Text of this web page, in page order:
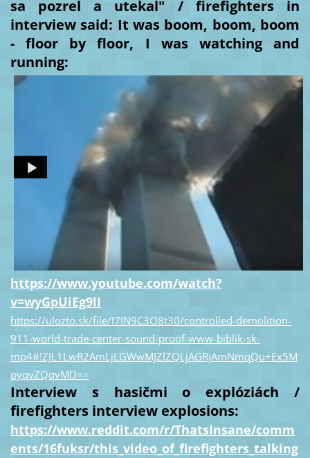
sa pozrel a utekal" / firefighters in
interview said: It was boom, boom, boom
- floor by floor, I was watching and
running:
https://www.youtube.com/watch?
v=wyGpUiEg9lI
https://ulozto.sk/file/I7IN9C3O8t30/controlled-demolition-
911-world-trade-center-sound-proof-www-biblik-sk-
mp4#!ZJL1LwR2AmLjLGWwMJZlZQLjAGRjAmNmqQu+Ex5M
pyqvZQqvMD==
Interview s hasičmi o explóziách /
firefighters interview explosions:
https://www.reddit.com/r/ThatsInsane/comm
ents/16fuksr/this_video_of_firefighters_talking